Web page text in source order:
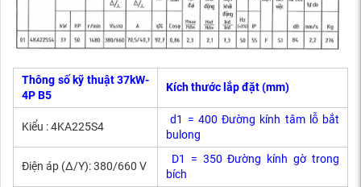
Thông số kỹ thuật37kW-
4P B5
Kích thước lắp đặt (mm)
Kiểu : 4KA225S4
d1 = 400 Đường kính tâm lỗ bắt
bulong
Điện áp (Δ/Y): 380/660 V
D1 = 350 Đường kính gờ trong
bích